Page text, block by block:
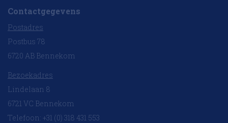
Contactgegevens
Postadres
Postbus 78
6720 AB Bennekom
Bezoekadres
Lindelaan 8
6721 VC Bennekom
Telefoon: +31 (0) 318 431 553